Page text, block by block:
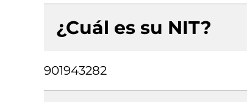
¿Cuál es su NIT?
901943282